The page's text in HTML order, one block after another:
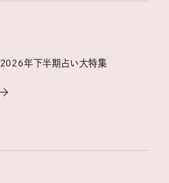
2026年下半期占い大特集